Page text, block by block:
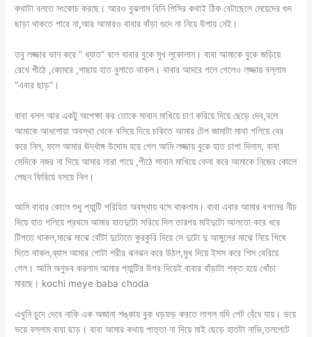
কথাটা বলতে সংকোচ করছে। আরও বুঝলাম বিনি পিসির কথাই ঠিক বেটাছেলে মেয়েদের গুদ
ছাড়া থাকতে পারে না,আর আমারও বাবার বাঁড়া গুদে না নিয়ে উপায় নেই।
তবু লজ্জার ভান করে “ ধ্যাত” বলে বাবার বুকে মুখ লুকোলাম। বাবা আমাকে বুকে জড়িয়ে
রেখে পীঠে ,কোমরে ,পাছায় হাত বুলাতে থাকল। বাবার আদরে গলে গেলেও লজ্জায় বল্লাম
“এবার ছাড়”।
বাবা বলল আর একটু অপেক্ষা কর তোকে সাবান মাখিয়ে চাণ করিয়ে দিয়ে ছেড়ে দেব,বলে
আমাকে আধশোয়া অবস্থা থেকে বসিয়ে দিয়ে চকিতে আমার টেপ জামাটা মাথা গলিয়ে বের
করে নিল, ফলে আমার ঊর্দ্ধাঙ্গ উদোম হয়ে গেল আমি লজ্জায় বুকে হাত চাপা দিলাম, বাবা
সেদিকে নজর না দিয়ে আমার সারা গায়ে ,পীঠে সাবান মাখিয়ে ফেনা করে আমাকে নিজের কোলে
পেছন ফিরিয়ে বসয়ে নিল।
আমি বাবার কোলে শুধু প্যান্টি পরিহিত অবস্থায় বসে থাকলাম। বাবা এবার আমার বগলের নীচ
দিয়ে হাত গলিয়ে প্রথমে আমার হাতদুটো সরিয়ে দিল তারপর মাইদুটো আলতো করে ধরে
টিপতে থাকল,মাঝে মাঝে বোঁটা দুটোতে কুরকুরি দিয়ে সে দুটো দু আঙ্গুলের মাঝে নিয়ে পিষে
দিতে থাকল,ব্যাস আমার গোটা শরীর ঝনঝন করে উঠল,মুখ দিয়ে ইসস করে শিস বেরিয়ে
গেল। আমি অনুভব করলাম আমার প্যান্টির উপর দিয়েই বাবার বাঁড়াটা শক্ত হয়ে খোঁচা
মারছে। kochi meye baba choda
এখুনি চুদে দেবে নাকি এক অজানা শঙ্কায় বুক ধড়ফড় করতে লাগল যদি পেট বেঁধে যায়। ভয়ে
ভয়ে বল্লাম বাবা ছাড়। বাবা আমার কথায় পাত্তা না দিয়ে মাই ছেড়ে হাতটা নাভি,তলপেটে